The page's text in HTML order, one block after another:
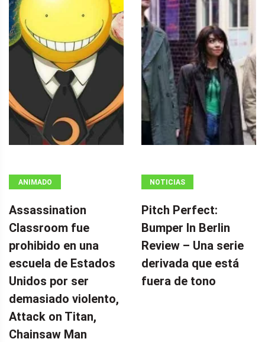
ANIMADO
Assassination
Classroom fue
prohibido en una
escuela de Estados
Unidos por ser
demasiado violento,
Attack on Titan,
Chainsaw Man
NOTICIAS
Pitch Perfect:
Bumper In Berlin
Review – Una serie
derivada que está
fuera de tono